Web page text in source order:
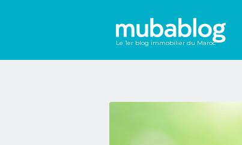
Le 1er blog immobilier du Maroc